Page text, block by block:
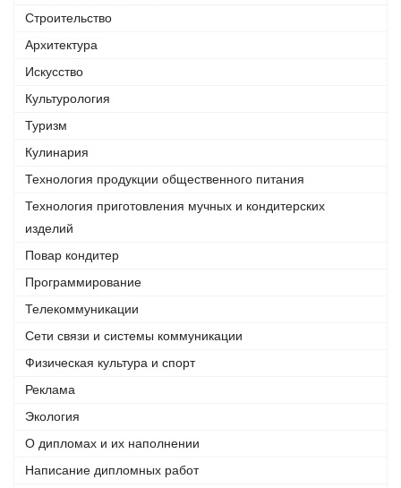
Строительство
Архитектура
Искусство
Культурология
Туризм
Кулинария
Технология продукции общественного питания
Технология приготовления мучных и кондитерских
изделий
Повар кондитер
Программирование
Телекоммуникации
Сети связи и системы коммуникации
Физическая культура и спорт
Реклама
Экология
О дипломах и их наполнении
Написание дипломных работ